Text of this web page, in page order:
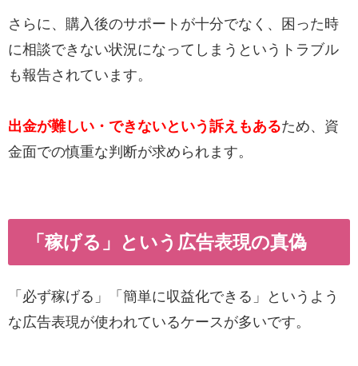
さらに、購入後のサポートが十分でなく、困った時
に相談できない状況になってしまうというトラブル
も報告されています。
出金が難しい・できないという訴えもあるため、資
金面での慎重な判断が求められます。
「稼げる」という広告表現の真偽
「必ず稼げる」「簡単に収益化できる」というよう
な広告表現が使われているケースが多いです。